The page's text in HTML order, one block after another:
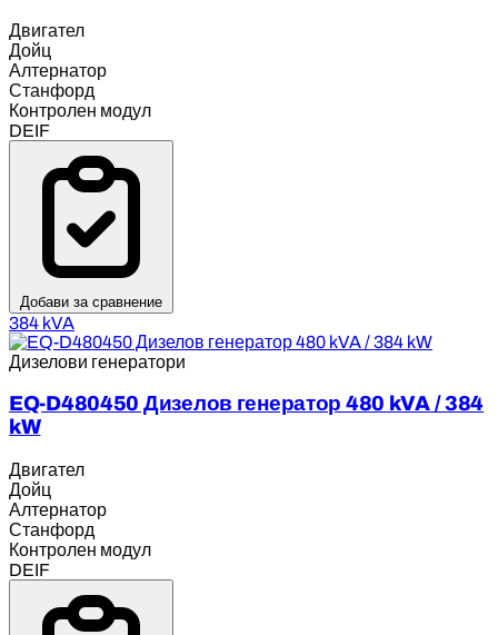
Двигател
Дойц
Алтернатор
Станфорд
Контролен модул
DEIF
Добави за сравнение
384 kVA
Дизелови генератори
EQ-D480450 Дизелов генератор 480 kVA / 384
kW
Двигател
Дойц
Алтернатор
Станфорд
Контролен модул
DEIF